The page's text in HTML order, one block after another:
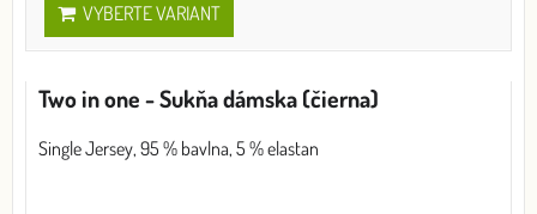
VYBERTE VARIANT
Two in one - Sukňa dámska (čierna)
Single Jersey, 95 % bavlna, 5 % elastan